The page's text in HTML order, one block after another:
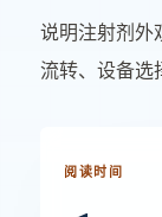
说明注射剂外
流转、设备选
阅读时间